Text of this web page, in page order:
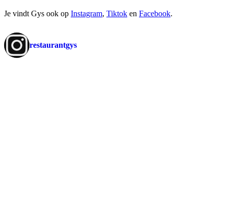
Je vindt Gys ook op Instagram, Tiktok en Facebook.
restaurantgys